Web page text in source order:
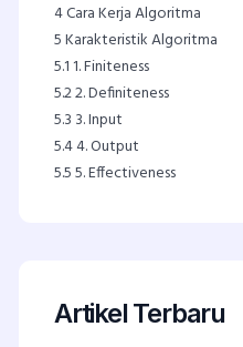
4Cara Kerja Algoritma
5Karakteristik Algoritma
5.11. Finiteness
5.22. Definiteness
5.3 3. Input
5.44. Output
5.55. Effectiveness
Artikel Terbaru